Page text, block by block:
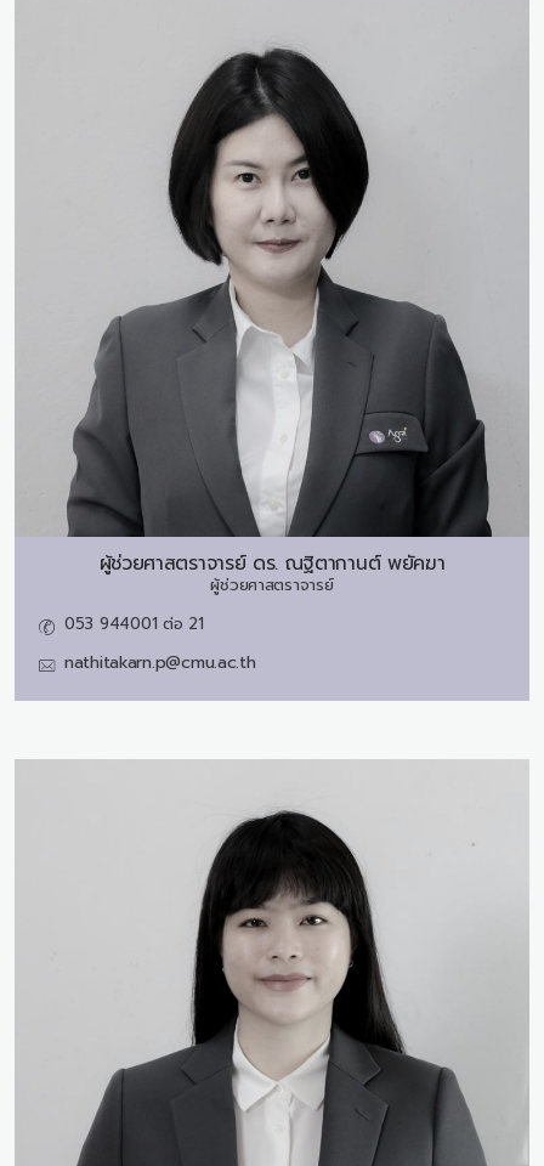
ผู้ช่วยศาสตราจารย์ ดร. ณฐิตากานต์ พยัคฆา
ผู้ช่วยศาสตราจารย์
053 944001 ต่อ 21
nathitakarn.p@cmu.ac.th